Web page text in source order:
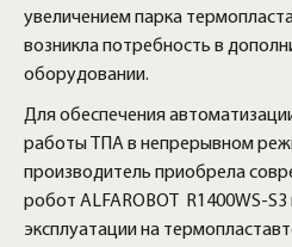
увеличением парка
возникла потребность в
оборудовании.
Для обеспечения
работы ТПА в непрерывном
производитель приобрела
робот ALFAROBOT R1400WS-
эксплуатации на